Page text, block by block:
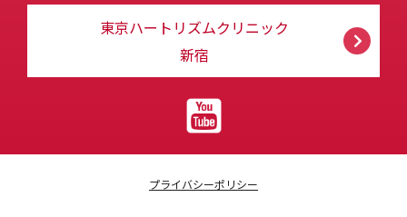
東京ハートリズムクリニック
新宿
プライバシーポリシー